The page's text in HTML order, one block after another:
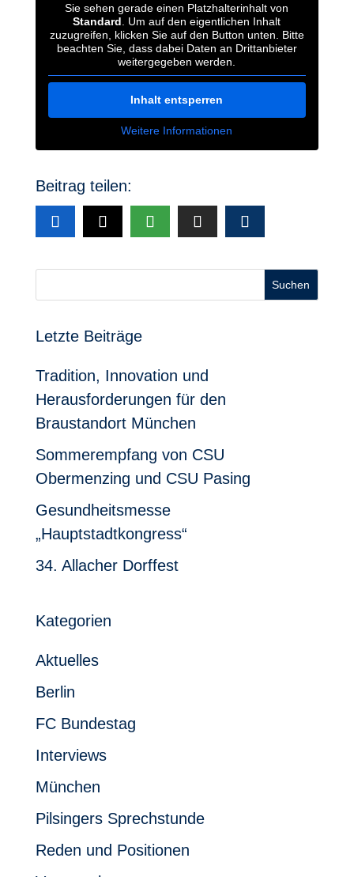
Sie sehen gerade einen Platzhalterinhalt von
Standard . Um auf den eigentlichen Inhalt
zuzugreifen, klicken Sie auf den Button unten. Bitte
beachten Sie, dass dabei Daten an Drittanbieter
weitergegeben werden.
Inhalt entsperren
Weitere Informationen
Beitrag teilen:
Suchen
Letzte Beiträge
Tradition, Innovation und
Herausforderungen für den
Braustandort München
Sommerempfang von CSU
Obermenzing und CSU Pasing
Gesundheitsmesse
„Hauptstadtkongress“
34. Allacher Dorffest
Kategorien
Aktuelles
Berlin
FC Bundestag
Interviews
München
Pilsingers Sprechstunde
Reden und Positionen